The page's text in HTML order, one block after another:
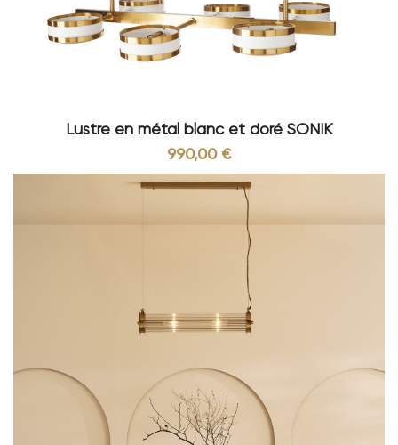
Lustre en métal blanc et doré SONIK
990,00 €